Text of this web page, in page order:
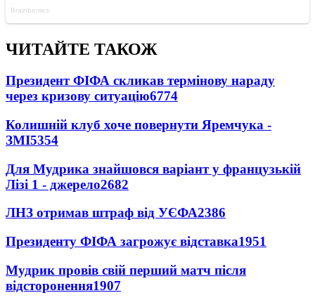
ЧИТАЙТЕ ТАКОЖ
Президент ФІФА скликав термінову нараду
через кризову ситуацію6774
Колишній клуб хоче повернути Яремчука -
ЗМІ5354
Для Мудрика знайшовся варіант у французькій
Лізі 1 - джерело2682
ЛНЗ отримав штраф від УЄФА2386
Президенту ФІФА загрожує відставка1951
Мудрик провів свій перший матч після
відсторонення1907